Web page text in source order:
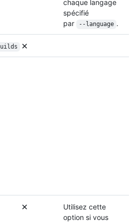
chaque langage
spécifié
par
--language .
Utilisez cette
option si vous